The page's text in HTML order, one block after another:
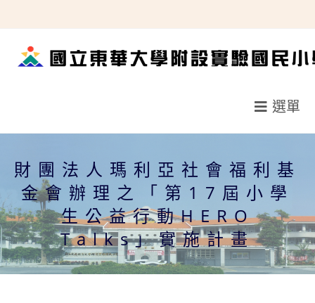
轉
選單
財團法人瑪利亞社會福利基
金會辦理之「第17屆小學
生公益行動HERO
Talks」實施計畫